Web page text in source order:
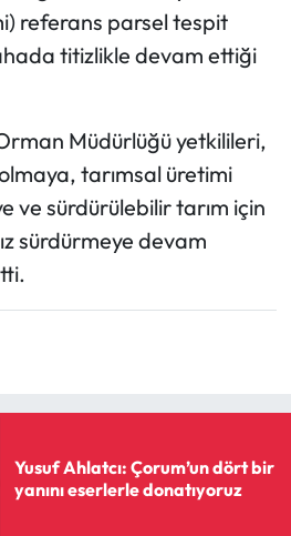
referans parsel tespit
titizlikle devam ettiği
Müdürlüğü yetkilileri,
tarımsal üretimi
ve sürdürülebilir tarım için
sürdürmeye devam
Yusuf Ahlatcı: Çorum’un dört bir
yanını eserlerle donatıyoruz